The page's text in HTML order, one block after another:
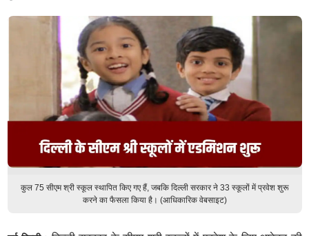
कुल 75 सीएम श्री स्कूल स्थापित किए गए हैं, जबकि दिल्ली सरकार ने 33 स्कूलों में प्रवेश शुरू
करने का फैसला किया है। (आधिकारिक वेबसाइट)